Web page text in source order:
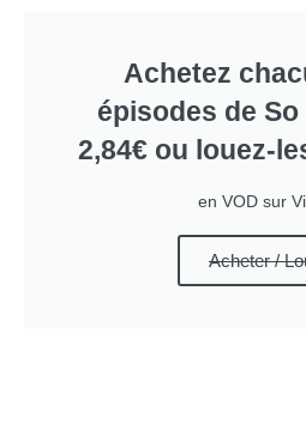
Achetez
épisodes de
2,84€ ou louez-
en VOD sur
Acheter /